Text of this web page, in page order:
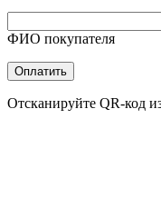
ФИО покупателя
Оплатить
Отсканируйте QR-код